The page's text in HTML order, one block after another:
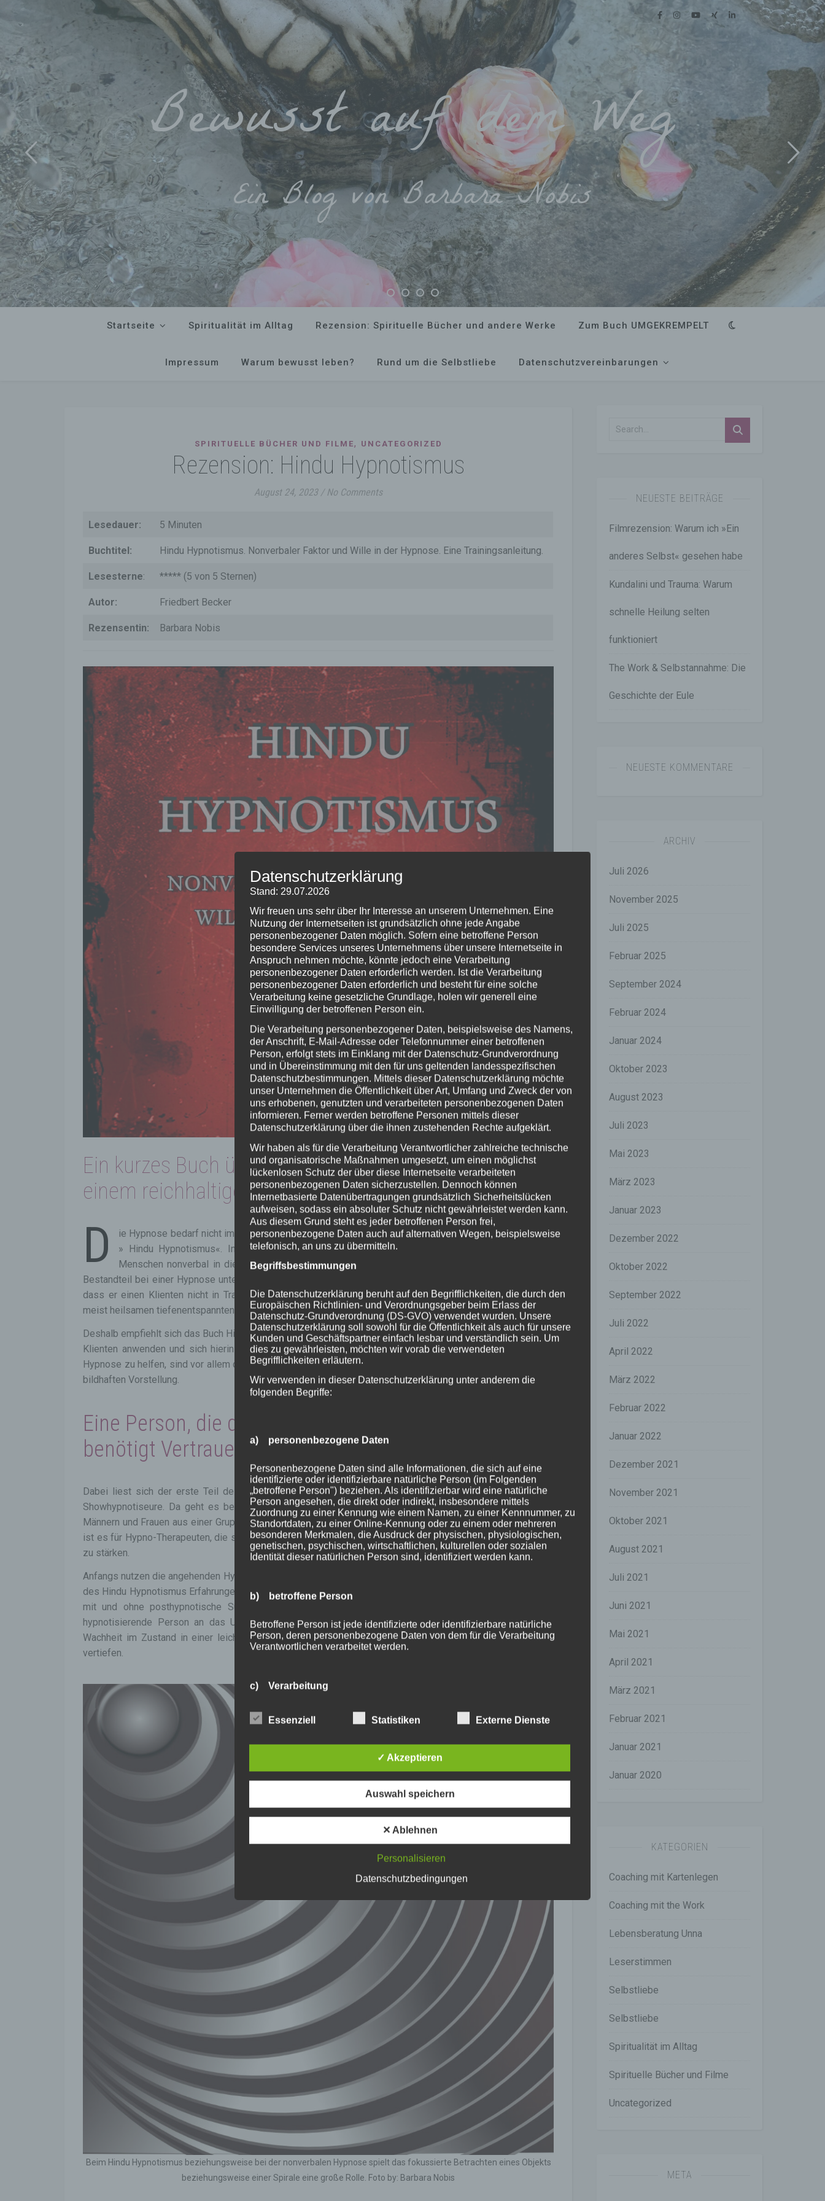
Bewusst auf dem Weg
Ein Blog von Barbara Nobis
Startseite Spiritualität im Alltag Rezension: Spirituelle Bücher und andere Werke Zum Buch UMGEKREMPELT
Impressum Warum bewusst leben? Rund um die Selbstliebe Datenschutzvereinbarungen
SPIRITUELLE BÜCHER UND FILME, UNCATEGORIZED
Rezension: Hindu Hypnotismus
August 24, 2023 / No Comments
Lesedauer: 5 Minuten
Buchtitel: Hindu Hypnotismus. Nonverbaler Faktor und Wille in der Hypnose. Eine Trainingsanleitung.
Lesesterne: ***** (5 von 5 Sternen)
Autor: Friedbert Becker
Rezensentin: Barbara Nobis
Ein kurzes Buch über den Hindu Hypnotismus mit
einem reichhaltigen Übungsprogramm
D
ie Hypnose bedarf nicht immer eines Induktionstextes. Dies erfahren Leser/-innen des kurzen Buchs
» Hindu Hypnotismus«. In ihm erläutertFriedbert Beckerjene Jahrtausende alte Techniken, um
Menschen nonverbal in die Trance zu führen. Der Autor geht davon aus, dass der nichtsprachliche
Bestandteil bei einer Hypnose unterschätzt wird. Die Folge: Sollte ein Hypnotiseur (unterbewusst) erwarten,
dass er einen Klienten nicht in Trance versetzen kann, wird es ungleich schwieriger, diese Person in den
meist heilsamen tiefenentspannten Zustand zu führen.
Deshalb empfiehlt sich das Buch Hindu Hypnotismus für all jene, die die nonverbale Hypnose zum Wohle ihrer
Klienten anwenden und sich hierin üben wollen. Die Bausteine, um Menschen effizient mittels nonverbaler
Hypnose zu helfen, sind vor allem die disziplinierte Schulung des Willens, des Gegenwärtig-Seins sowie der
bildhaften Vorstellung.
Eine Person, die die nonverbale Hypnose erlernt,
benötigt Vertrauen in die eigene Suggestionskraft
Dabei liest sich der erste Teil des Buches Hindu Hypnotismus zunächst eher wie eine Kurzanleitung für
Showhypnotiseure. Da geht es beispielsweise um die Auswahl von möglichst leicht zu hypnotisierenden
Männern und Frauen aus einer Gruppe mittels eines Pendeltests. Das hat mich fürs Erste befremdet. Jedoch
ist es für Hypno-Therapeuten, die stumm arbeiten möchten, wichtig, das Vertrauen in die eigenen Fähigkeiten
zu stärken.
Anfangs nutzen die angehenden Hypnotiseur/-innen neben Mimik und Gestik auch die Stimme, um hinsichtlich
des Hindu Hypnotismus Erfahrungen zu sammeln. So stellt Friedbert Becker unter anderem die Wachhypnose
mit und ohne posthypnotische Suggestion vor. Dabei wendet sich bei dieser Form der Hypnose die
hypnotisierende Person an das Unterbewusstsein des Klienten. Dieser befinden sich trotz scheinbarer
Wachheit im Zustand in einer leichten Trance. Diesen Status kann die hypnotisierende Person bei Bedarf
vertiefen.
Beim Hindu Hypnotismus beziehungsweise bei der nonverbalen Hypnose spielt das fokussierte Betrachten eines Objekts
beziehungsweise einer Spirale eine große Rolle. Foto by: Barbara Nobis
NEUESTE BEITRÄGE
Filmrezension: Warum ich »Ein
anderes Selbst« gesehen habe
Kundalini und Trauma: Warum
schnelle Heilung selten
funktioniert
The Work & Selbstannahme: Die
Geschichte der Eule
NEUESTE KOMMENTARE
ARCHIV
Juli 2026
November 2025
Juli 2025
Februar 2025
September 2024
Februar 2024
Januar 2024
Oktober 2023
August 2023
Juli 2023
Mai 2023
März 2023
Januar 2023
Dezember 2022
Oktober 2022
September 2022
Juli 2022
April 2022
März 2022
Februar 2022
Januar 2022
Dezember 2021
November 2021
Oktober 2021
August 2021
Juli 2021
Juni 2021
Mai 2021
April 2021
März 2021
Februar 2021
Januar 2021
Januar 2020
KATEGORIEN
Coaching mit Kartenlegen
Coaching mit the Work
Lebensberatung Unna
Leserstimmen
Selbstliebe
Selbstliebe
Spiritualität im Alltag
Spirituelle Bücher und Filme
Uncategorized
META
Datenschutzerklärung
Stand: 29.07.2026
Wir freuen uns sehr über Ihr Interesse an unserem Unternehmen. Eine
Nutzung der Internetseiten ist grundsätzlich ohne jede Angabe
personenbezogener Daten möglich. Sofern eine betroffene Person
besondere Services unseres Unternehmens über unsere Internetseite in
Anspruch nehmen möchte, könnte jedoch eine Verarbeitung
personenbezogener Daten erforderlich werden. Ist die Verarbeitung
personenbezogener Daten erforderlich und besteht für eine solche
Verarbeitung keine gesetzliche Grundlage, holen wir generell eine
Einwilligung der betroffenen Person ein.
Die Verarbeitung personenbezogener Daten, beispielsweise des Namens,
der Anschrift, E-Mail-Adresse oder Telefonnummer einer betroffenen
Person, erfolgt stets im Einklang mit der Datenschutz-Grundverordnung
und in Übereinstimmung mit den für uns geltenden landesspezifischen
Datenschutzbestimmungen. Mittels dieser Datenschutzerklärung möchte
unser Unternehmen die Öffentlichkeit über Art, Umfang und Zweck der von
uns erhobenen, genutzten und verarbeiteten personenbezogenen Daten
informieren. Ferner werden betroffene Personen mittels dieser
Datenschutzerklärung über die ihnen zustehenden Rechte aufgeklärt.
Wir haben als für die Verarbeitung Verantwortlicher zahlreiche technische
und organisatorische Maßnahmen umgesetzt, um einen möglichst
lückenlosen Schutz der über diese Internetseite verarbeiteten
personenbezogenen Daten sicherzustellen. Dennoch können
Internetbasierte Datenübertragungen grundsätzlich Sicherheitslücken
aufweisen, sodass ein absoluter Schutz nicht gewährleistet werden kann.
Aus diesem Grund steht es jeder betroffenen Person frei,
personenbezogene Daten auch auf alternativen Wegen, beispielsweise
telefonisch, an uns zu übermitteln.
Begriffsbestimmungen
Die Datenschutzerklärung beruht auf den Begrifflichkeiten, die durch den
Europäischen Richtlinien- und Verordnungsgeber beim Erlass der
Datenschutz-Grundverordnung (DS-GVO) verwendet wurden. Unsere
Datenschutzerklärung soll sowohl für die Öffentlichkeit als auch für unsere
Kunden und Geschäftspartner einfach lesbar und verständlich sein. Um
dies zu gewährleisten, möchten wir vorab die verwendeten
Begrifflichkeiten erläutern.
Wir verwenden in dieser Datenschutzerklärung unter anderem die
folgenden Begriffe:
a) personenbezogene Daten
Personenbezogene Daten sind alle Informationen, die sich auf eine
identifizierte oder identifizierbare natürliche Person (im Folgenden
„betroffene Person") beziehen. Als identifizierbar wird eine natürliche
Person angesehen, die direkt oder indirekt, insbesondere mittels
Zuordnung zu einer Kennung wie einem Namen, zu einer Kennnummer, zu
Standortdaten, zu einer Online-Kennung oder zu einem oder mehreren
besonderen Merkmalen, die Ausdruck der physischen, physiologischen,
genetischen, psychischen, wirtschaftlichen, kulturellen oder sozialen
Identität dieser natürlichen Person sind, identifiziert werden kann.
b) betroffene Person
Betroffene Person ist jede identifizierte oder identifizierbare natürliche
Person, deren personenbezogene Daten von dem für die Verarbeitung
Verantwortlichen verarbeitet werden.
c) Verarbeitung
Verarbeitung ist jeder mit oder ohne Hilfe automatisierter Verfahren
ausgeführte Vorgang oder jede solche Vorgangsreihe im Zusammenhang
Organisation, das Ordnen, die Speicherung, die Anpassung oder
Veränderung, das Auslesen, das Abfragen, die Verwendung, die
Offenlegung durch Übermittlung, Verbreitung oder eine andere Form der
Bereitstellung, den Abgleich oder die Verknüpfung, die Einschränkung, das
Löschen oder die Vernichtung.
d) Einschränkung der Verarbeitung
Einschränkung der Verarbeitung ist die Markierung gespeicherter
e) Profiling
Profiling ist jede Art der automatisierten Verarbeitung personenbezogener
Daten, die darin besteht, dass diese personenbezogenen Daten verwendet
werden, um bestimmte persönliche Aspekte, die sich auf eine natürliche
Person beziehen, zu bewerten, insbesondere, um Aspekte bezüglich
Arbeitsleistung, wirtschaftlicher Lage, Gesundheit, persönlicher Vorlieben,
Interessen, Zuverlässigkeit, Verhalten, Aufenthaltsort oder Ortswechsel
dieser natürlichen Person zu analysieren oder vorherzusagen.
f) Pseudonymisierung
Pseudonymisierung ist die Verarbeitung personenbezogener Daten in
einer Weise, auf welche die personenbezogenen Daten ohne
Hinzuziehung zusätzlicher Informationen nicht mehr einer spezifischen
betroffenen Person zugeordnet werden können, sofern diese zusätzlichen
Informationen gesondert aufbewahrt werden und technischen und
organisatorischen Maßnahmen unterliegen, die gewährleisten, dass die
personenbezogenen Daten nicht einer identifizierten oder identifizierbaren
natürlichen Person zugewiesen werden.
Essenziell Statistiken Externe Dienste
✓ Akzeptieren
Auswahl speichern
✕ Ablehnen
Personalisieren
Datenschutzbedingungen